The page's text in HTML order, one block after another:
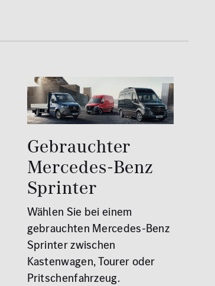
Gebrauchter
Mercedes-Benz
Sprinter
Wählen Sie bei einem
gebrauchten Mercedes-Benz
Sprinter zwischen
Kastenwagen, Tourer oder
Pritschenfahrzeug.